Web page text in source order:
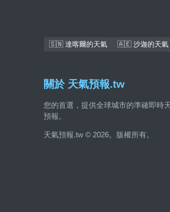
🇸🇳 達喀爾的天氣 🇦🇪 沙迦的天氣
關於 天氣預報.tw
您的首選，提供全球城市的準確即時
預報。
天氣預報.tw © 2026。版權所有。